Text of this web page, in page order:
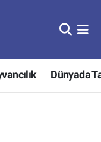
Dünyada